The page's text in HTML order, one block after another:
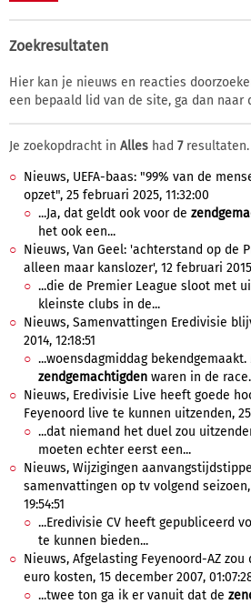
Zoekresultaten
Hier kan je nieuws en reacties
een bepaald lid van de site, ga dan naar
Je zoekopdracht in Alles had 7resultaten.
Nieuws, UEFA-baas: "99% van de
opzet", 25 februari 2025, 11:32:00
...Ja, dat geldt ook voor de
het ook een...
Nieuws, Van Geel: 'achterstand op de
alleen maar kanslozer', 12 februari
...die de Premier League sloot met
kleinste clubs in de...
Nieuws, Samenvattingen Eredivisie
2014, 12:18:51
...woensdagmiddag bekendgemaakt.
zendgemachtigden waren in de
Nieuws, Eredivisie Live heeft goede
Feyenoord live te kunnen uitzenden,
...dat niemand het duel zou
moeten echter eerst een...
Nieuws, Wijzigingen
samenvattingen op tv volgend seizoen,
19:54:51
...Eredivisie CV heeft gepubliceerd
te kunnen bieden...
Nieuws, Afgelasting Feyenoord-AZ
euro kosten, 15 december 2007,
...twee ton ga ik er vanuit dat de